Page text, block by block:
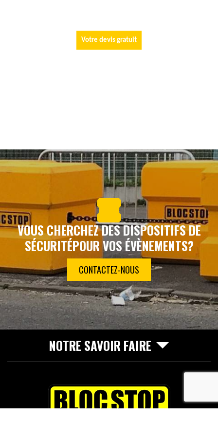
Votre devis gratuit
VOUS CHERCHEZ DES DISPOSITIFS DE
SÉCURITÉPOUR VOS ÉVÈNEMENTS?
CONTACTEZ-NOUS
NOTRE SAVOIR FAIRE